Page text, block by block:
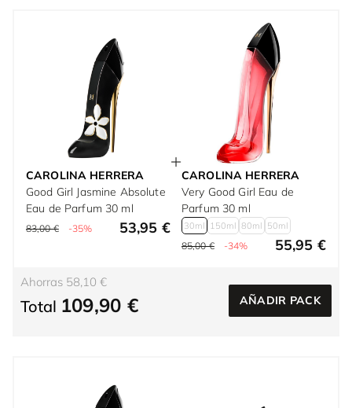
CAROLINA HERRERA
Good Girl Jasmine Absolute
Eau de Parfum 30 ml
83,00 € -35% 53,95 €
CAROLINA HERRERA
Very Good Girl Eau de
Parfum 30 ml
30ml 150ml 80ml 50ml
85,00 € -34% 55,95 €
Ahorras 58,10 €
Total 109,90 € AÑADIR PACK